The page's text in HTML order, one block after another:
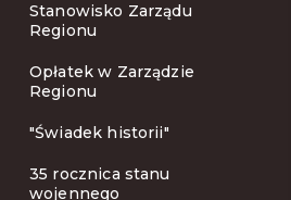
Stanowisko Zarządu
Regionu
Opłatek w Zarządzie
Regionu
"Świadek historii"
35 rocznica stanu
wojennego